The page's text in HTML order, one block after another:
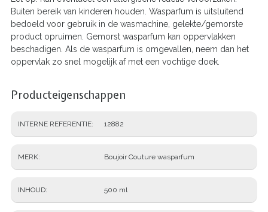
Buiten bereik van kinderen houden. Wasparfum is uitsluitend
bedoeld voor gebruik in de wasmachine, gelekte/gemorste
product opruimen. Gemorst wasparfum kan oppervlakken
beschadigen. Als de wasparfum is omgevallen, neem dan het
oppervlak zo snel mogelijk af met een vochtige doek.
Producteigenschappen
INTERNE REFERENTIE 12882
MERK Boujoir Couture wasparfum
INHOUD 500 ml